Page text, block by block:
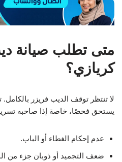
متى تطلب صيانة
كريازي؟
لا تنتظر توقف الديب فريزر بالكامل.
يستحق فحصًا، خاصة إذا صاحبه
عدم إحكام الغطاء أو الباب.
ضعف التجميد أو ذوبان جزء من